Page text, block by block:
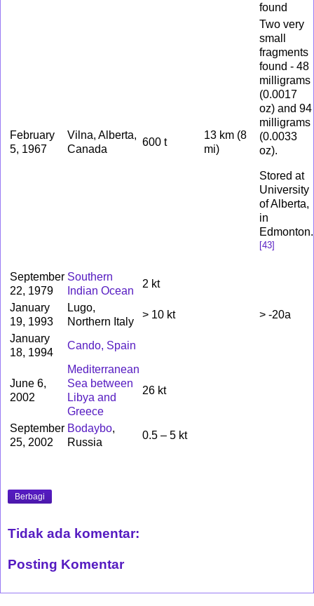
found
February
5, 1967
Vilna, Alberta,
Canada
600 t
13 km (8
mi)
Two very
small
fragments
found - 48
milligrams
(0.0017
oz) and 94
milligrams
(0.0033
oz).
Stored at
University
of Alberta,
in
Edmonton.
[43]
September
22, 1979
Southern
Indian Ocean
2 kt
January
19, 1993
Lugo,
Northern Italy
> 10 kt
> -20a
January
18, 1994
Cando, Spain
June 6,
2002
Mediterranean
Sea between
Libya and
Greece
26 kt
September
25, 2002
Bodaybo,
Russia
0.5 – 5 kt
Berbagi
Tidak ada komentar:
Posting Komentar